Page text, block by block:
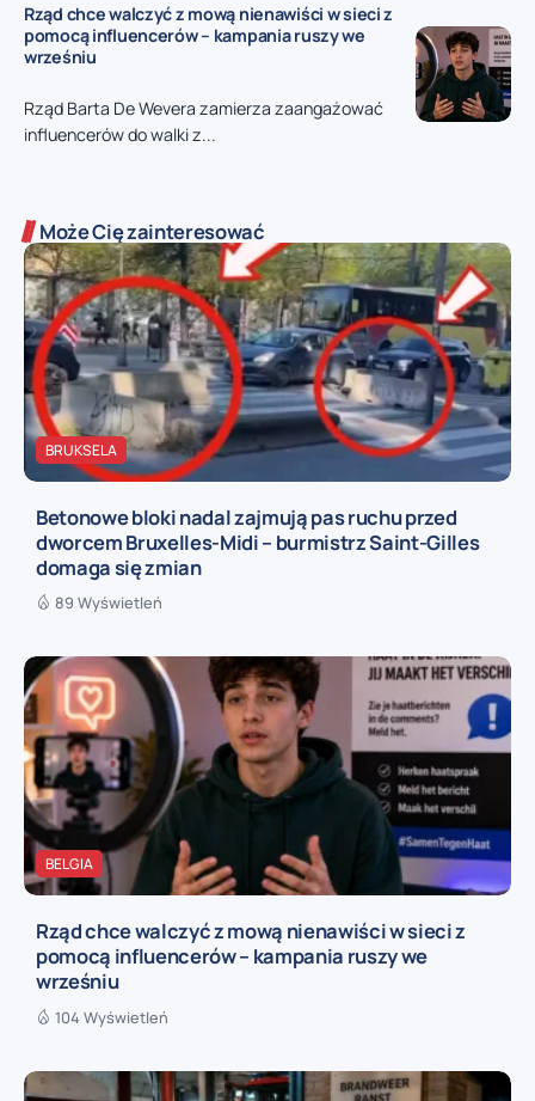
Rząd chce walczyć z mową nienawiści w sieci z
pomocą influencerów – kampania ruszy we
wrześniu
Rząd Barta De Wevera zamierza zaangażować
influencerów do walki z...
Może Cię zainteresować
BRUKSELA
Betonowe bloki nadal zajmują pas ruchu przed
dworcem Bruxelles-Midi – burmistrz Saint-Gilles
domaga się zmian
89 Wyświetleń
BELGIA
Rząd chce walczyć z mową nienawiści w sieci z
pomocą influencerów – kampania ruszy we
wrześniu
104 Wyświetleń